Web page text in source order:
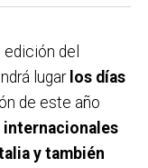
del
lugar los días
de este año
internacionales
y también